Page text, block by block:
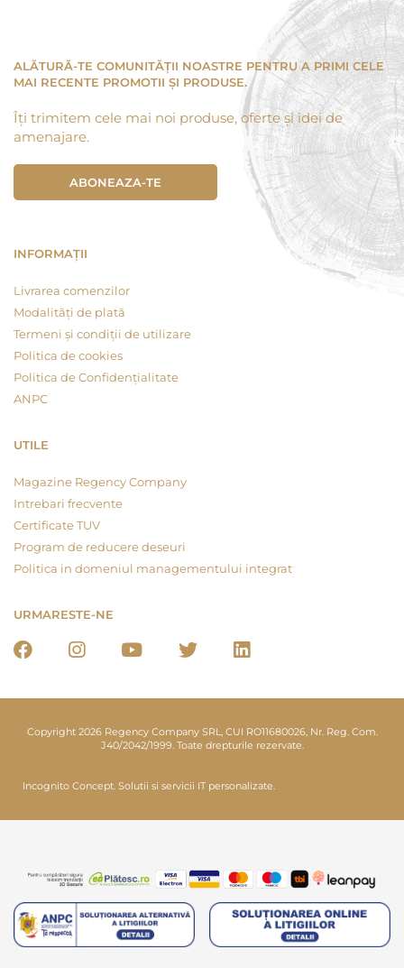
ALĂTURĂ-TE COMUNITĂȚII NOASTRE PENTRU A PRIMI CELE
MAI RECENTE PROMOTII ȘI PRODUSE.
Îți trimitem cele mai noi produse, oferte și idei de
amenajare.
ABONEAZA-TE
INFORMAȚII
Livrarea comenzilor
Modalități de plată
Termeni și condiții de utilizare
Politica de cookies
Politica de Confidențialitate
ANPC
UTILE
Magazine Regency Company
Intrebari frecvente
Certificate TUV
Program de reducere deseuri
Politica in domeniul managementului integrat
URMARESTE-NE
Copyright 2026 Regency Company SRL, CUI RO11680026, Nr. Reg. Com.
J40/2042/1999. Toate drepturile rezervate.
Incognito Concept. Solutii si servicii IT personalizate.